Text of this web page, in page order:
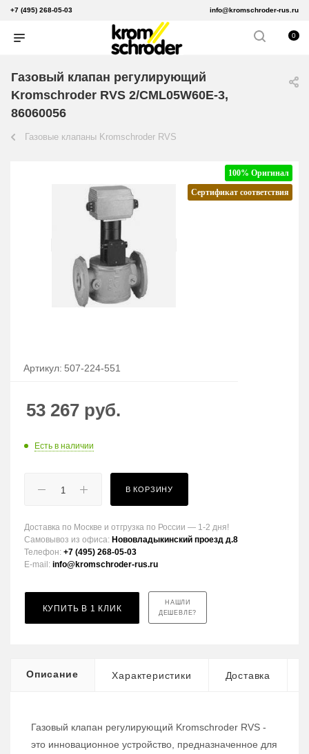
+7 (495) 268-05-03 info@kromschroder-rus.ru
0
Газовый клапан регулирующий
Kromschroder RVS 2/CML05W60E-3,
86060056
Газовые клапаны Kromschroder RVS
100% Оригинал
Сертификат соответствия
Артикул: 507-224-551
53 267 руб.
Есть в наличии
В КОРЗИНУ
Доставка по Москве и отгрузка по России — 1-2 дня!
Самовывоз из офиса: Нововладыкинский проезд д.8
Телефон: +7 (495) 268-05-03
E-mail: info@kromschroder-rus.ru
КУПИТЬ В 1 КЛИК
НАШЛИ
ДЕШЕВЛЕ?
Описание Характеристики Доставка
Газовый клапан регулирующий Kromschroder RVS -
это инновационное устройство, предназначенное для